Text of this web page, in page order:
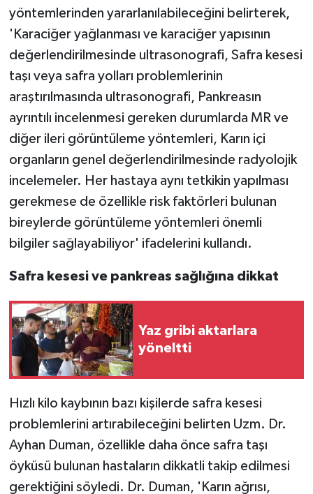
yöntemlerinden yararlanılabileceğini belirterek,
'Karaciğer yağlanması ve karaciğer yapısının
değerlendirilmesinde ultrasonografi, Safra kesesi
taşı veya safra yolları problemlerinin
araştırılmasında ultrasonografi, Pankreasın
ayrıntılı incelenmesi gereken durumlarda MR ve
diğer ileri görüntüleme yöntemleri, Karın içi
organların genel değerlendirilmesinde radyolojik
incelemeler. Her hastaya aynı tetkikin yapılması
gerekmese de özellikle risk faktörleri bulunan
bireylerde görüntüleme yöntemleri önemli
bilgiler sağlayabiliyor' ifadelerini kullandı.
Safra kesesi ve pankreas sağlığına dikkat
Yaz gribi aktarlara
yöneltti
Hızlı kilo kaybının bazı kişilerde safra kesesi
problemlerini artırabileceğini belirten Uzm. Dr.
Ayhan Duman, özellikle daha önce safra taşı
öyküsü bulunan hastaların dikkatli takip edilmesi
gerektiğini söyledi. Dr. Duman, 'Karın ağrısı,